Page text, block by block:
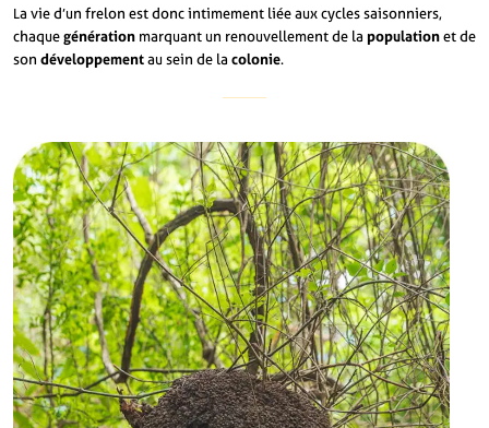
La vie d’un frelon est donc intimement liée aux cycles saisonniers,
chaquegénération marquant un renouvellement de la populationet de
son développementau sein de la colonie.